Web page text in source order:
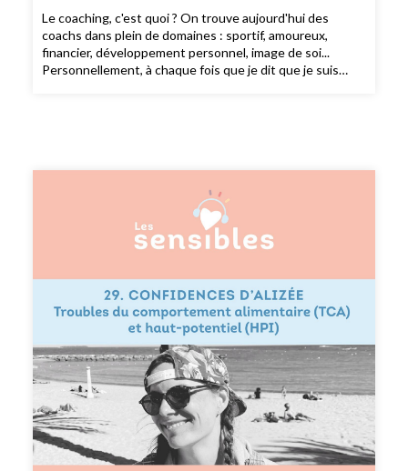
Le coaching, c'est quoi ? On trouve aujourd'hui des
coachs dans plein de domaines : sportif, amoureux,
financier, développement personnel, image de soi...
Personnellement, à chaque fois que je dit que je suis
orientation professionnelle, t'épanouir dans tes
dans cet épisode comment j'exerce ce métier de coach
pour les enfants, les adolescents et les adultes. Et je te
parle aussi de la différence entre un coaching et une
appel découverte : www.dubonheurenbarres.com/appel-
decouverte --- Suivez moi sur instagram :
@dubonheurenbarres Recevez du bonheur en barres
dans votre boîte mail